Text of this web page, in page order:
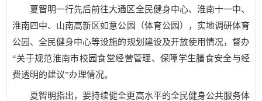
夏智明一行先后前往大通区全民健身中心、淮南十一中、
淮南四中、山南高新区如意公园（体育公园），实地调研体育
公园、全民健身中心等设施的规划建设及开放使用情况，督办
“关于规范淮南市校园食堂经营管理、保障学生膳食安全与经
费透明的建议”办理情况。
夏智明指出，要持续健全更高水平的全民健身公共服务体